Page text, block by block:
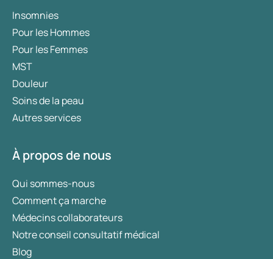
Insomnies
Pour les Hommes
Pour les Femmes
MST
Douleur
Soins de la peau
Autres services
À propos de nous
Qui sommes-nous
Comment ça marche
Médecins collaborateurs
Notre conseil consultatif médical
Blog